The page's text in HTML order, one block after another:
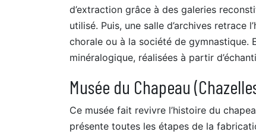
d’extraction grâce à des galeries
utilisé. Puis, une salle d’archives retrace
chorale ou à la société de gymnastique.
minéralogique, réalisées à partir
Musée du Chapeau
Ce musée fait revivre l’histoire du
présente toutes les étapes de la